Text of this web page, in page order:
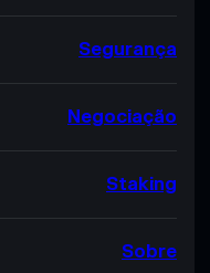
Segurança
Negociação
Staking
Sobre